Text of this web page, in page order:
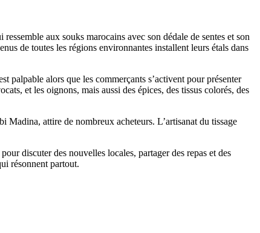
aux souks marocains avec son dédale de sentes et son
de toutes les régions environnantes installent leurs étals dans
palpable alors que les commerçants s’activent pour présenter
et les oignons, mais aussi des épices, des tissus colorés, des
Madina, attire de nombreux acheteurs. L’artisanat du tissage
discuter des nouvelles locales, partager des repas et des
résonnent partout.